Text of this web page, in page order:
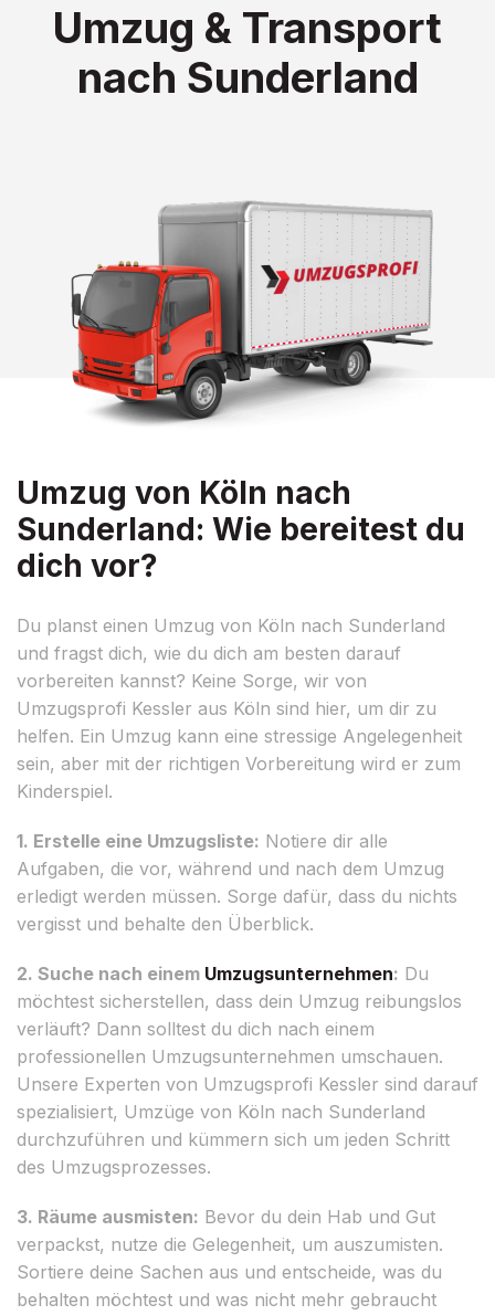
Umzug & Transport
nach Sunderland
Umzug von Köln nach
Sunderland: Wie bereitest du
dich vor?
Du planst einen Umzug von Köln nach Sunderland
und fragst dich, wie du dich am besten darauf
vorbereiten kannst? Keine Sorge, wir von
Umzugsprofi Kessler aus Köln sind hier, um dir zu
helfen. Ein Umzug kann eine stressige Angelegenheit
sein, aber mit der richtigen Vorbereitung wird er zum
Kinderspiel.
1. Erstelle eine Umzugsliste: Notiere dir alle
Aufgaben, die vor, während und nach dem Umzug
erledigt werden müssen. Sorge dafür, dass du nichts
vergisst und behalte den Überblick.
2. Suche nach einem Umzugsunternehmen: Du
möchtest sicherstellen, dass dein Umzug reibungslos
verläuft? Dann solltest du dich nach einem
professionellen Umzugsunternehmen umschauen.
Unsere Experten von Umzugsprofi Kessler sind darauf
spezialisiert, Umzüge von Köln nach Sunderland
durchzuführen und kümmern sich um jeden Schritt
des Umzugsprozesses.
3. Räume ausmisten: Bevor du dein Hab und Gut
verpackst, nutze die Gelegenheit, um auszumisten.
Sortiere deine Sachen aus und entscheide, was du
behalten möchtest und was nicht mehr gebraucht